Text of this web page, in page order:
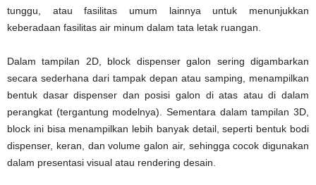
tunggu, atau fasilitas umum lainnya untuk menunjukkan
keberadaan fasilitas air minum dalam tata letak ruangan.
Dalam tampilan 2D, block dispenser galon sering digambarkan
secara sederhana dari tampak depan atau samping, menampilkan
bentuk dasar dispenser dan posisi galon di atas atau di dalam
perangkat (tergantung modelnya). Sementara dalam tampilan 3D,
block ini bisa menampilkan lebih banyak detail, seperti bentuk bodi
dispenser, keran, dan volume galon air, sehingga cocok digunakan
dalam presentasi visual atau rendering desain.